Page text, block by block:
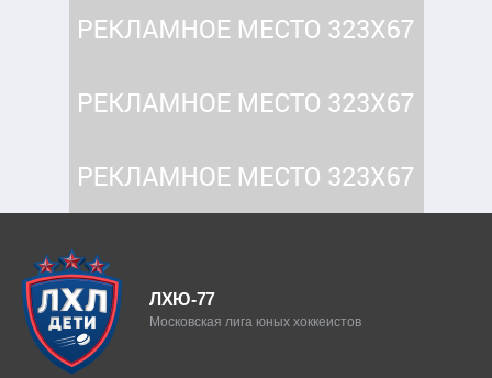
ЛХЮ-77
Московская лига юных хоккеистов